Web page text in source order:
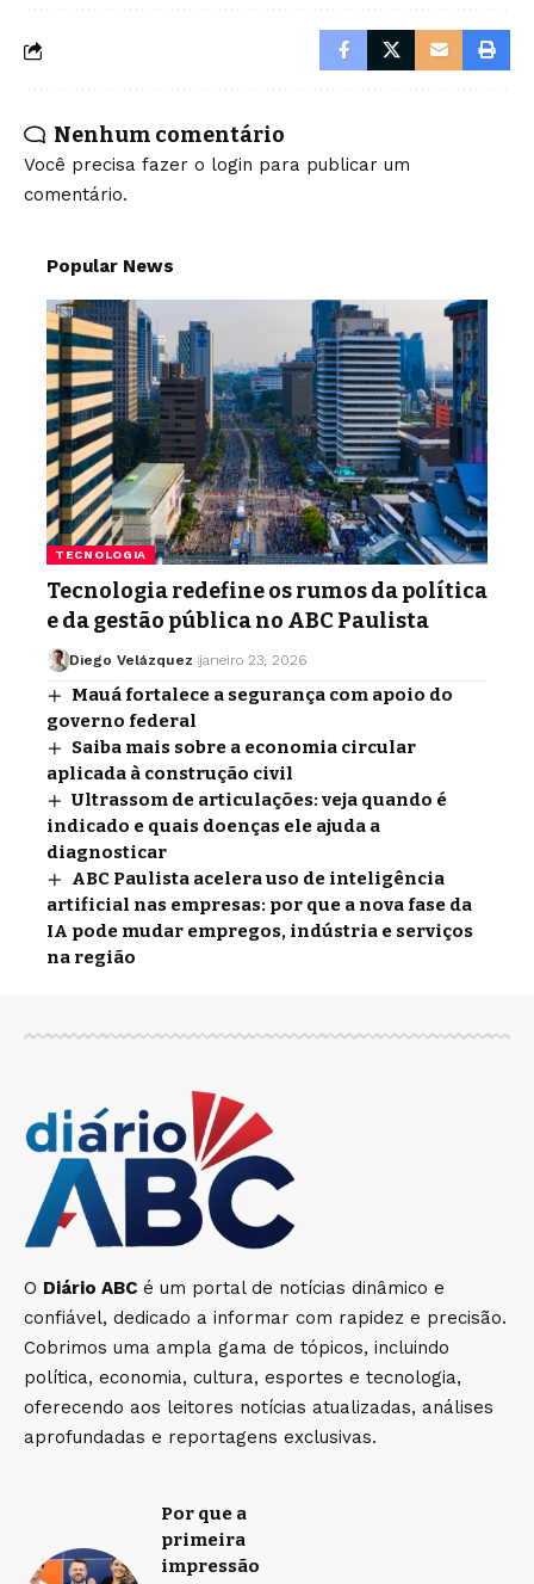
Nenhum comentário
Você precisa fazer o login para publicar um
comentário.
Popular News
TECNOLOGIA
Tecnologia redefine os rumos da política
e da gestão pública no ABC Paulista
Diego Velázquez janeiro 23, 2026
Mauá fortalece a segurança com apoio do
governo federal
Saiba mais sobre a economia circular
aplicada à construção civil
Ultrassom de articulações: veja quando é
indicado e quais doenças ele ajuda a
diagnosticar
ABC Paulista acelera uso de inteligência
artificial nas empresas: por que a nova fase da
IA pode mudar empregos, indústria e serviços
na região
O Diário ABC é um portal de notícias dinâmico e
confiável, dedicado a informar com rapidez e precisão.
Cobrimos uma ampla gama de tópicos, incluindo
política, economia, cultura, esportes e tecnologia,
oferecendo aos leitores notícias atualizadas, análises
aprofundadas e reportagens exclusivas.
Por que a
primeira
impressão